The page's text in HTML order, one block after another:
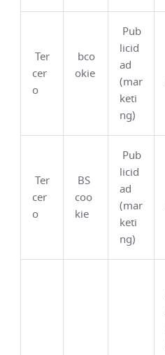
Ter
cer
o
bco
okie
Pub
licid
ad
(mar
keti
ng)
Ter
cer
o
BS
coo
kie
Pub
licid
ad
(mar
keti
ng)